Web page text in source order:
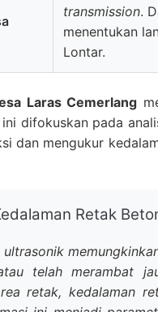
transmission.
menentukan
Lontar.
Laras Cemerlang
ini difokuskan pada
dan mengukur
Retak
telah merambat
retak, kedalaman